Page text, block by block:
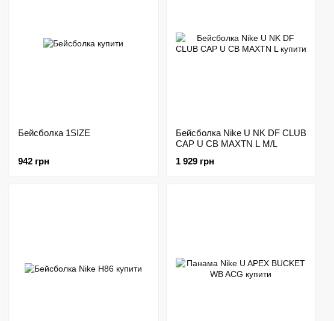
Бейсболка 1SIZE
942 грн
Бейсболка Nike U NK DF CLUB
CAP U CB MAXTN L M/L
1 929 грн